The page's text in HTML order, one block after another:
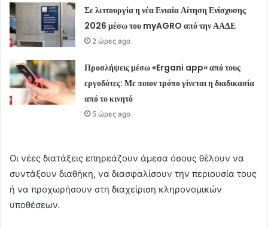
Σε λειτουργία η νέα Ενιαία Αίτηση Ενίσχυσης
2026 μέσω του myAGRO από την ΑΑΔΕ
2 ώρες ago
Προσλήψεις μέσω «Ergani app» από τους
εργοδότες: Με ποιον τρόπο γίνεται η διαδικασία
από το κινητό
5 ώρες ago
Οι νέες διατάξεις επηρεάζουν άμεσα όσους θέλουν να
συντάξουν διαθήκη, να διασφαλίσουν την περιουσία τους
ή να προχωρήσουν στη διαχείριση κληρονομικών
υποθέσεων.